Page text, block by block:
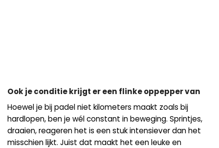
Ook je conditie krijgt er een flinke oppepper van
Hoewel je bij padel niet kilometers maakt zoals bij
hardlopen, ben je wél constant in beweging. Sprintjes,
draaien, reageren het is een stuk intensiever dan het
misschien lijkt. Juist dat maakt het een leuke en